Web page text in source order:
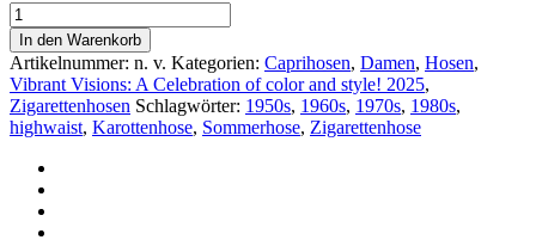
Hose
»
Bamboo
«
Limette
Menge
In den Warenkorb
Artikelnummer: n. v. Kategorien: Caprihosen, Damen, Hosen,
Vibrant Visions: A Celebration of color and style! 2025,
Zigarettenhosen Schlagwörter: 1950s, 1960s, 1970s, 1980s,
highwaist, Karottenhose, Sommerhose, Zigarettenhose